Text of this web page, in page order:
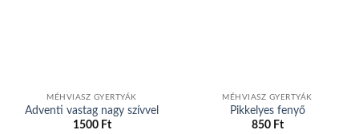
MÉHVIASZ GYERTYÁK
Adventi vastag nagy szívvel
1500 Ft
MÉHVIASZ GYERTYÁK
Pikkelyes fenyő
850 Ft